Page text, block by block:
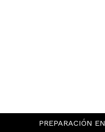
PREPARACIÓN EN